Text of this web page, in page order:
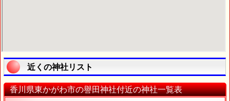
近くの神社リスト
香川県東かがわ市の譽田神社付近の神社一覧表